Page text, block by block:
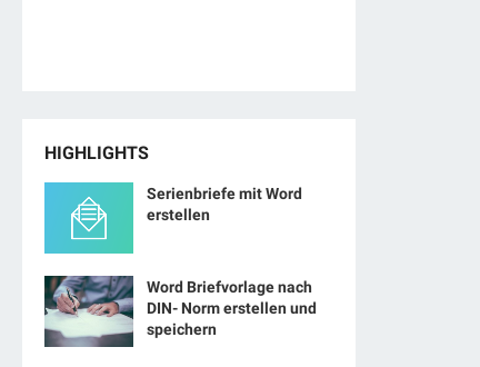
HIGHLIGHTS
Serienbriefe mit Word
erstellen
Word Briefvorlage nach
DIN- Norm erstellen und
speichern